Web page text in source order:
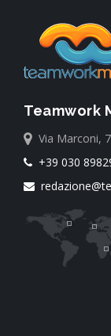
Teamwork
Via Marconi,
+39 030